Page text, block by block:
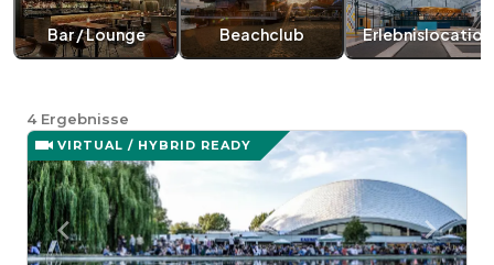
Bar / Lounge Beachclub Erlebnislocation
4 Ergebnisse
VIRTUAL / HYBRID READY